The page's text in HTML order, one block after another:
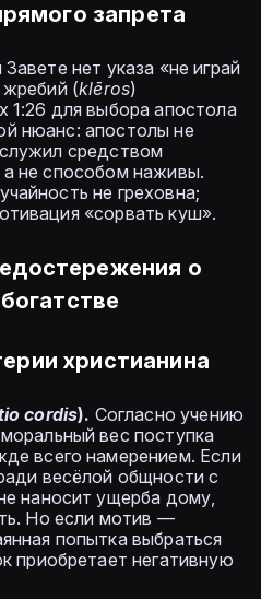
запрета
нет указа «не играй
жребий (klēros)
1:26 для выбора апостола
нюанс: апостолы не
средством
не способом наживы.
не греховна;
«сорвать куш».
о
христианина
cordis). Согласно учению
вес поступка
всего намерением. Если
весёлой общности с
наносит ущерба дому,
Но если мотив —
попытка выбраться
приобретает негативную